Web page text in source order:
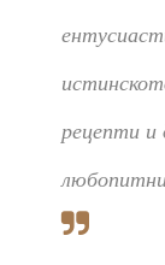
рецепти и